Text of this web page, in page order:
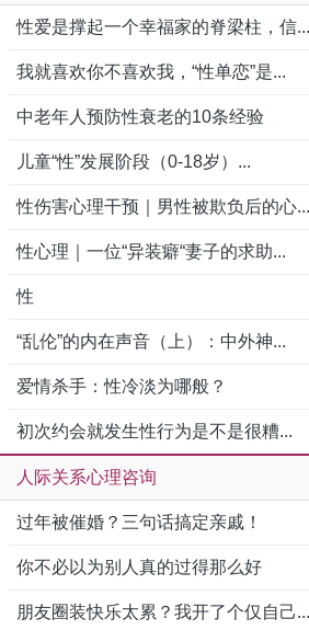
性爱是撑起一个幸福家的脊梁柱，信...
我就喜欢你不喜欢我，“性单恋”是...
中老年人预防性衰老的10条经验
儿童“性”发展阶段（0-18岁）...
性伤害心理干预｜男性被欺负后的心...
性心理｜一位“异装癖“妻子的求助...
性
“乱伦”的内在声音（上）：中外神...
爱情杀手：性冷淡为哪般？
初次约会就发生性行为是不是很糟...
人际关系心理咨询
过年被催婚？三句话搞定亲戚！
你不必以为别人真的过得那么好
朋友圈装快乐太累？我开了个仅自己...